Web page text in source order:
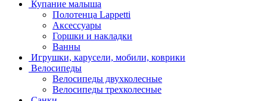
Купание малыша
Полотенца Lappetti
Аксессуары
Горшки и накладки
Ванны
Игрушки, карусели, мобили, коврики
Велосипеды
Велосипеды двухколесные
Велосипеды трехколесные